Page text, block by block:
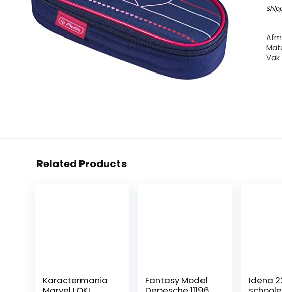
Related Products
Karactermania
Fantasy Model
Idena